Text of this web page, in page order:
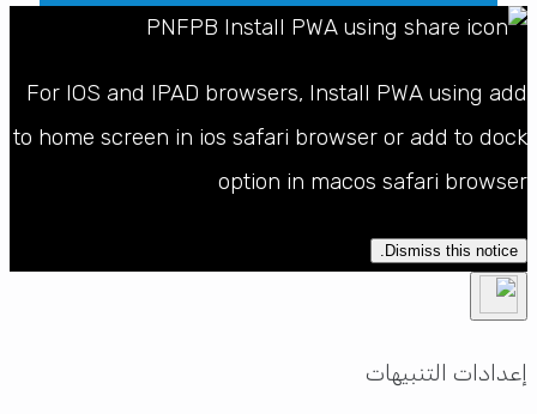
For IOS and IPAD browsers, Install PWA using add
to home screen in ios safari browser or add to dock
option in macos safari browser
Dismiss this notice.
إعدادات التنبيهات